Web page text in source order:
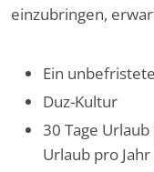
einzubringen,
Ein
Duz-Kultur
30 Tage
Urlaub pro Jahr